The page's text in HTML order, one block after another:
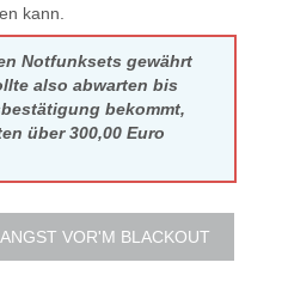
kann.
Notfunksets gewährt
also abwarten bis
bekommt,
über 300,00 Euro
VOR'M BLACKOUT